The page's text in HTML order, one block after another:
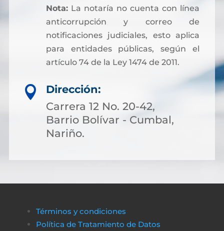
Nota:La notaría no cuenta con línea
anticorrupción y correo de
notificaciones judiciales, esto aplica
para entidades públicas, según el
artículo 74 de la Ley 1474 de 2011.

Dirección:
Carrera 12 No. 20-42,
Barrio Bolívar - Cumbal,
Nariño.
Términos y condiciones
Política de Tratamiento de Datos